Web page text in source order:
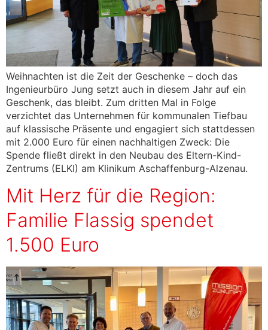
Weihnachten ist die Zeit der Geschenke – doch das
Ingenieurbüro Jung setzt auch in diesem Jahr auf ein
Geschenk, das bleibt. Zum dritten Mal in Folge
verzichtet das Unternehmen für kommunalen Tiefbau
auf klassische Präsente und engagiert sich stattdessen
mit 2.000 Euro für einen nachhaltigen Zweck: Die
Spende fließt direkt in den Neubau des Eltern-Kind-
Zentrums (ELKI) am Klinikum Aschaffenburg-Alzenau.
Mit Herz für die Region:
Familie Flassig spendet
1.500 Euro